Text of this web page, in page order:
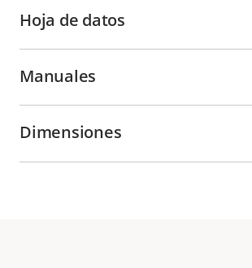
Hoja de datos
Manuales
Dimensiones